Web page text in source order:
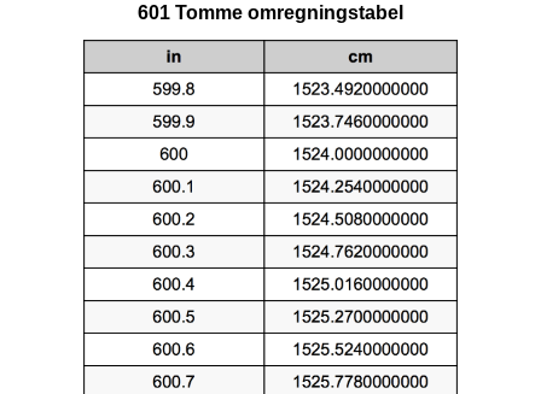
601 Tomme omregningstabel